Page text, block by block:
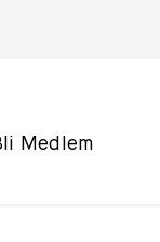
Medlem